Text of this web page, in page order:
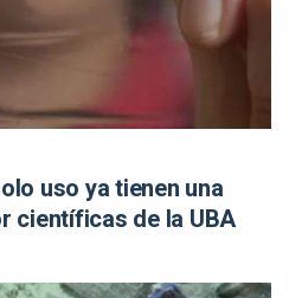
uso ya tienen una
científicas de la UBA